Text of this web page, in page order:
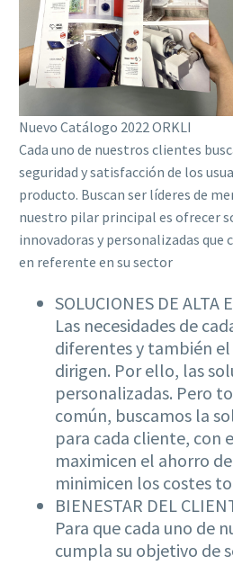
Nuevo Catálogo 2022 ORKLI
Cada uno de nuestros clientes
seguridad y satisfacción de los
producto. Buscan ser líderes de
nuestro pilar principal es ofrecer
innovadoras y personalizadas que
en referente en su sector
SOLUCIONES DE ALTA
Las necesidades de
diferentes y también
dirigen. Por ello, las
personalizadas. Pero
común, buscamos la
para cada cliente, con
maximicen el ahorro
minimicen los costes
BIENESTAR DEL
Para que cada uno de
cumpla su objetivo de